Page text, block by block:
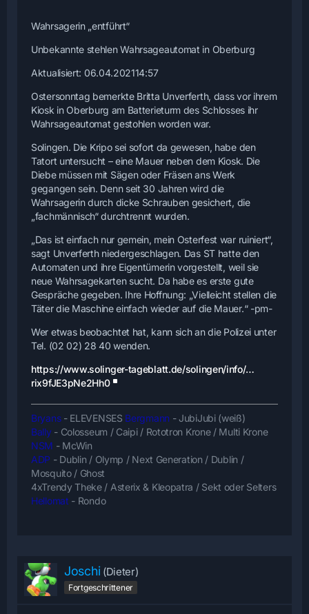
Wahrsagerin „entführt“
Unbekannte stehlen Wahrsageautomat in Oberburg
Aktualisiert: 06.04.202114:57
Ostersonntag bemerkte Britta Unverferth, dass vor ihrem
Kiosk in Oberburg am Batterieturm des Schlosses ihr
Wahrsageautomat gestohlen worden war.
Solingen. Die Kripo sei sofort da gewesen, habe den
Tatort untersucht – eine Mauer neben dem Kiosk. Die
Diebe müssen mit Sägen oder Fräsen ans Werk
gegangen sein. Denn seit 30 Jahren wird die
Wahrsagerin durch dicke Schrauben gesichert, die
„fachmännisch“ durchtrennt wurden.
„Das ist einfach nur gemein, mein Osterfest war ruiniert“,
sagt Unverferth niedergeschlagen. Das ST hatte den
Automaten und ihre Eigentümerin vorgestellt, weil sie
neue Wahrsagekarten sucht. Da habe es erste gute
Gespräche gegeben. Ihre Hoffnung: „Vielleicht stellen die
Täter die Maschine einfach wieder auf die Mauer.“ -pm-
Wer etwas beobachtet hat, kann sich an die Polizei unter
Tel. (02 02) 28 40 wenden.
https://www.solinger-tageblatt.de/solingen/info/…
rix9fJE3pNe2Hh0
Bryans- ELEVENSES Bergmann- JubiJubi (weiß)
Bally- Colosseum / Caipi / Rototron Krone / Multi Krone
NSM - McWin
ADP - Dublin / Olymp / Next Generation / Dublin /
Mosquito / Ghost
4xTrendy Theke / Asterix & Kleopatra / Sekt oder Selters
Hellomat - Rondo
Joschi (Dieter)
Fortgeschrittener